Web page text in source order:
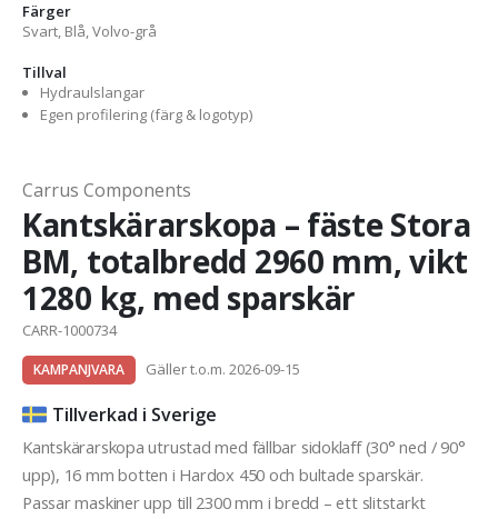
Färger
Svart, Blå, Volvo-grå
Tillval
Hydraulslangar
Egen profilering (färg & logotyp)
Carrus Components
Kantskärarskopa – fäste Stora
BM, totalbredd 2960 mm, vikt
1280 kg, med sparskär
CARR-1000734
KAMPANJVARA Gäller t.o.m. 2026-09-15
Tillverkad i Sverige
Kantskärarskopa utrustad med fällbar sidoklaff (30° ned / 90°
upp), 16 mm botten i Hardox 450 och bultade sparskär.
Passar maskiner upp till 2300 mm i bredd – ett slitstarkt